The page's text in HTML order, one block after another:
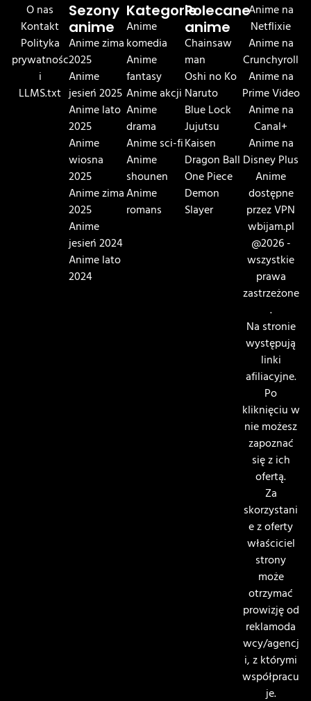
O nas
Kontakt
Polityka
prywatnośc
i
LLMS.txt
Sezony
anime
Anime zima
2025
Anime
jesień 2025
Anime lato
2025
Anime
wiosna
2025
Anime zima
2025
Anime
jesień 2024
Anime lato
2024
Kategorie
Anime
komedia
Anime
fantasy
Anime akcji
Anime
drama
Anime sci-fi
Anime
shounen
Anime
romans
Polecane
anime
Chainsaw
man
Oshi no Ko
Naruto
Blue Lock
Jujutsu
Kaisen
Dragon Ball
One Piece
Demon
Slayer
Anime na
Netflixie
Anime na
Crunchyroll
Anime na
Prime Video
Anime na
Canal+
Anime na
Disney Plus
Anime
dostępne
przez VPN
wbijam.pl
@2026 -
wszystkie
prawa
zastrzeżone
.
Na stronie
występują
linki
afiliacyjne.
Po
kliknięciu w
nie możesz
zapoznać
się z ich
ofertą.
Za
skorzystani
e z oferty
właściciel
strony
może
otrzymać
prowizję od
reklamoda
wcy/agencj
i, z którymi
współpracu
je.